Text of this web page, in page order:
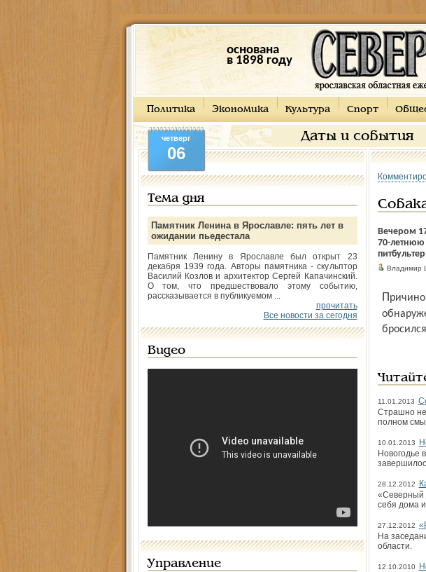
основана
в 1898 году
Политика Экономика Культура Спорт
Даты и события
четверг
06
Тема дня
Памятник Ленина в Ярославле: пять лет в
ожидании пьедестала
Памятник Ленину в Ярославле был открыт 23
декабря 1939 года. Авторы памятника - скульптор
Василий Козлов и архитектор Сергей Капачинский.
О том, что предшествовало этому событию,
рассказывается в публикуемом ...
прочитать
Все новости за сегодня
Видео
Управление
Вечером
70-летнюю
Владимир
Причиной гибели старушки стала либо острая кровопотеря от укуса, следы которого
11.01.2013
Страшно
полном
10.01.2013
Новогодье
28.12.2012
«Северный
себя дома
27.12.2012
На
области.
12.10.2010